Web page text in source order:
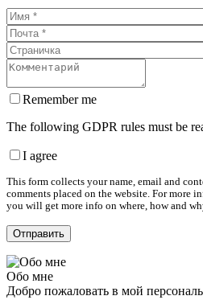
Remember me
The following GDPR rules must be
I agree
This form collects your name, email and
comments placed on the website. For more
you will get more info on where, how and
Обо мне
Добро пожаловать в мой